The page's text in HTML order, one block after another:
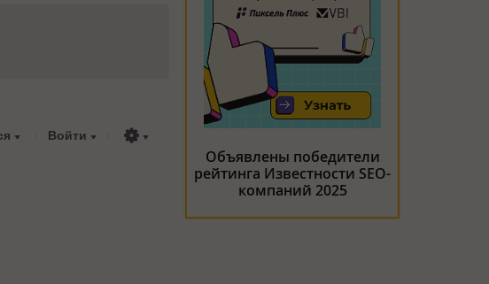
Войти
Объявлены победители
рейтинга Известности SEO-
компаний 2025